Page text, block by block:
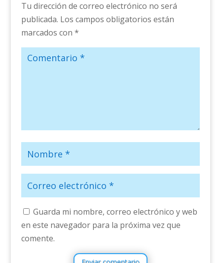
Tu dirección de correo electrónico no será
publicada. Los campos obligatorios están
marcados con *
Guarda mi nombre, correo electrónico y web
en este navegador para la próxima vez que
comente.